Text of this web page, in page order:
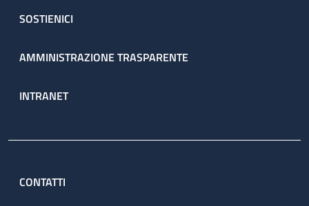
SOSTIENICI
AMMINISTRAZIONE TRASPARENTE
INTRANET
CONTATTI